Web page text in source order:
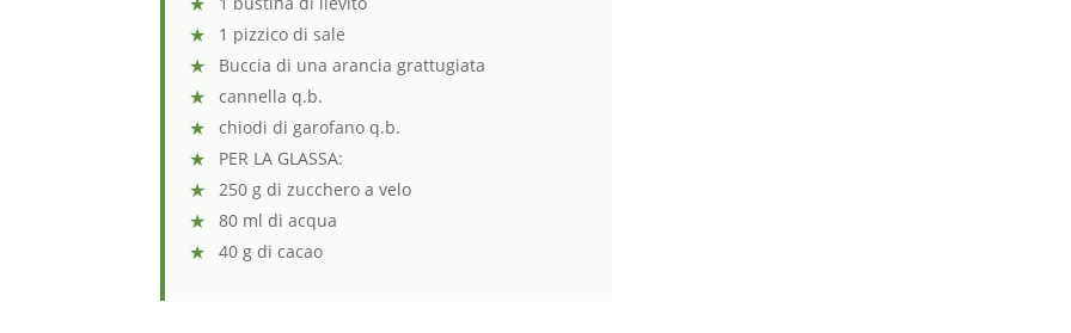
1 pizzico di sale
Buccia di una arancia grattugiata
cannella q.b.
chiodi di garofano q.b.
PER LA GLASSA:
250 g di zucchero a velo
80 ml di acqua
40 g di cacao